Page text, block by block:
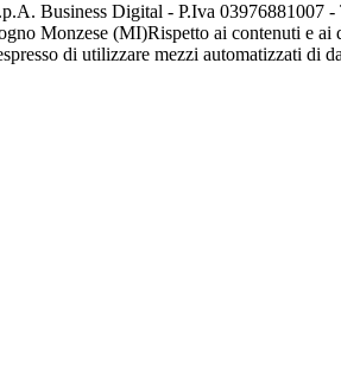
Business Digital - P.Iva 03976881007
Monzese (MI)Rispetto ai contenuti e ai
di utilizzare mezzi automatizzati di